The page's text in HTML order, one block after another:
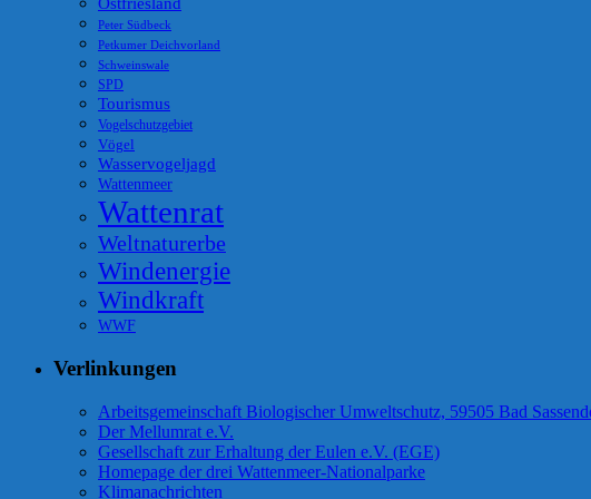
Ostfriesland
Peter Südbeck
Petkumer Deichvorland
Schweinswale
SPD
Tourismus
Vogelschutzgebiet
Vögel
Wasservogeljagd
Wattenmeer
Wattenrat
Weltnaturerbe
Windenergie
Windkraft
WWF
Verlinkungen
Arbeitsgemeinschaft Biologischer Umweltschutz, 59505 Bad
Der Mellumrat e.V.
Gesellschaft zur Erhaltung der Eulen e.V. (EGE)
Homepage der drei Wattenmeer-Nationalparke
Klimanachrichten